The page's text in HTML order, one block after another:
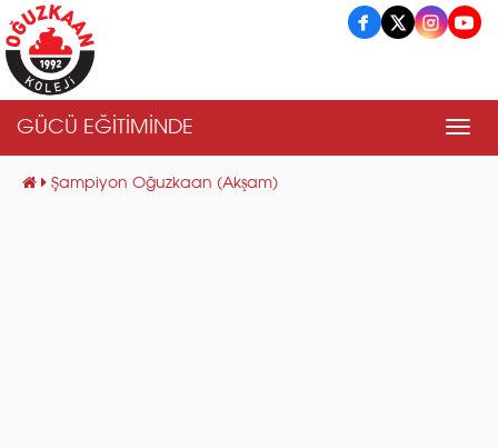
GÜCÜ EĞİTİMİNDE
Şampiyon Oğuzkaan (Akşam)